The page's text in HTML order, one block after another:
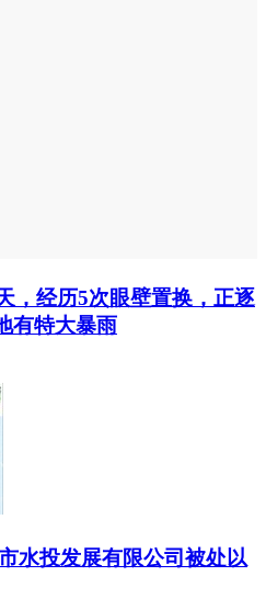
，经历5次眼壁置换，正逐
有特大暴雨
水投发展有限公司被处以